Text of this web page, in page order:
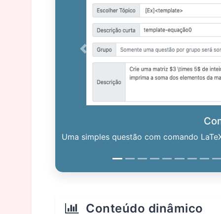
Uma simples questão com comando
Previous
Conteúdo dinâmico